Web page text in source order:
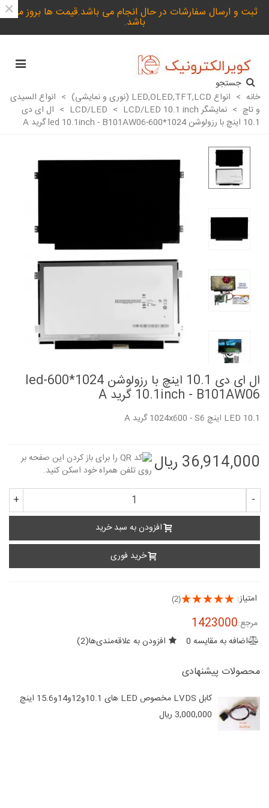
ثبت و ارسال سفارشات در حال انجام می باشد.قیمت ها بروز می
باشد.
×
جستجو
خانه > انواع LED,OLED,TFT,LCD (نوری و نمایشی) > انواع السیدی
و تاچ > نمایشگر LCD/LED > LCD/LED 10.1 inch
> ال ای دی
10.1 اینچ با رزولوشن 1024*600-led 10.1inch - B101AW06 گرید A
ال ای دی 10.1 اینچ با رزولوشن 1024*600-led
10.1inch - B101AW06 گرید A
LED 10.1 اینچ 1024x600 - S6 گرید A
36,914,000 ریال
-
+
افزودن به سبد خرید
خرید فوری
امتیاز: (2)
مرجع:1423000
اضافه به مقایسه 0 افزودن به علاقه‌مندی‌ها(
2
)
محصولات پیشنهادی
کابل LVDS مخصوص LED های 10.1و12و14و15.6 اینچ
3,000,000 ریال